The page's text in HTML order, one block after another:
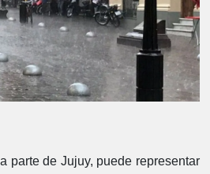
parte de Jujuy, puede representar